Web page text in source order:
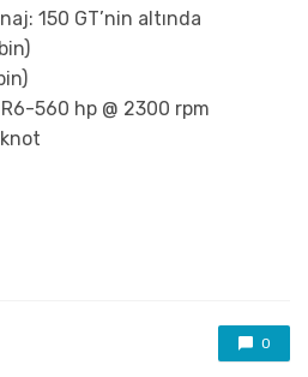
150 GT’nin altında
560 hp @ 2300 rpm
0